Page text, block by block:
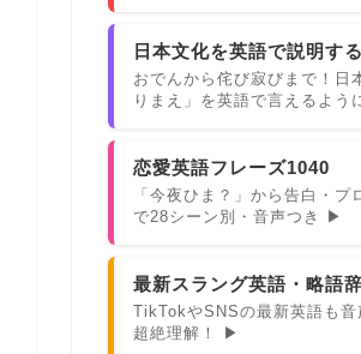
日本文化を英語で説明する
おでんから侘び寂びまで！日
りまえ」を英語で言えるよう
恋愛英語フレーズ1040
「今夜ひま？」から告白・プ
で28シーン別・音声つき ▶
最新スラング英語・略語
TikTokやSNSの最新英語も音
超絶理解！ ▶